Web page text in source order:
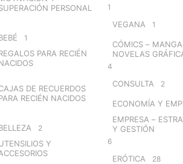
PERSONAL
1
PARA RECIÉN
DE RECUERDOS
RECIÉN NACIDOS
2
Y
1
VEGANA 1
CÓMICS –
NOVELAS
4
CONSULTA 2
ECONOMÍA Y
EMPRESA –
Y GESTIÓN
6
ERÓTICA 28